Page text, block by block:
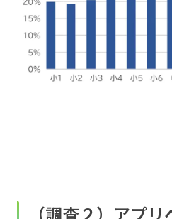
（調査２）アプ